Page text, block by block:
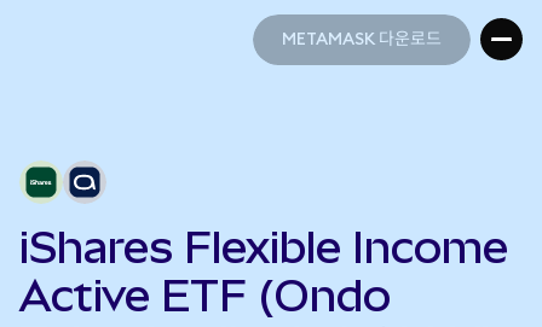
METAMASK 다운로드
iShares Flexible Income
Active ETF (Ondo